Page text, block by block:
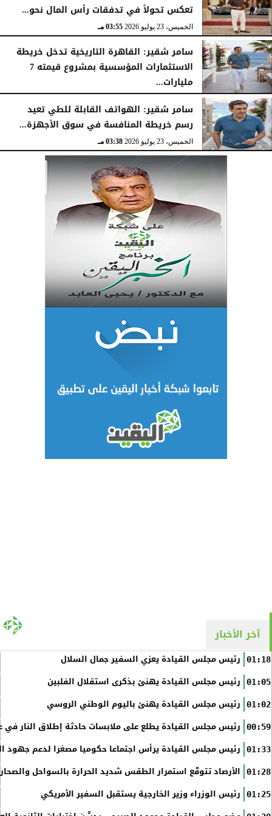
تعكس تحولاً في تدفقات رأس المال نحو...
الخميس، 23 يوليو 2026 03:55 مـ
سامر شقير: القاهرة التاريخية تدخل خريطة
الاستثمارات المؤسسية بمشروع قيمته 7
مليارات...
الخميس، 23 يوليو 2026
سامر شقير: الهواتف القابلة للطي تعيد
رسم خريطة المنافسة في سوق الأجهزة...
الخميس، 23 يوليو 2026 03:38 مـ
آخر الأخبار
01:18 رئيس مجلس القيادة يعزي السفير جمال السلال
01:05 رئيس مجلس القيادة يهنئ بذكرى استقلال الفلبين
01:02 رئيس مجلس القيادة يهنئ باليوم الوطني الروسي
00:59 رئيس مجلس القيادة يطلع على ملابسات حادثة إطلاق النار في
01:33 رئيس مجلس القيادة يرأس اجتماعا حكوميا مصغرا لدعم جهود
01:28 الأرصاد تتوقّع استمرار الطقس شديد الحرارة بالسواحل
01:25 رئيس الوزراء وزير الخارجية يستقبل السفير الأمريكي